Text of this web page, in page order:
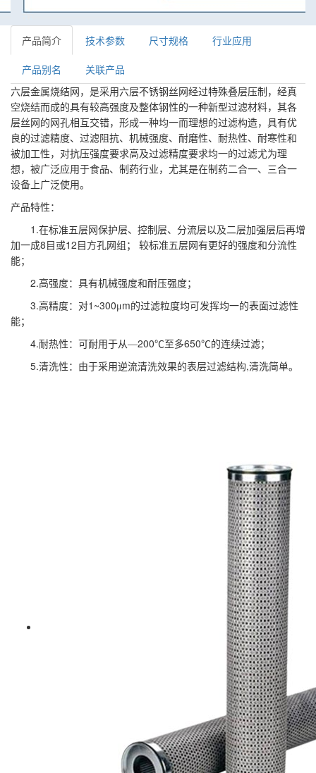
产品简介 技术参数 尺寸规格 行业应用
产品别名 关联产品
六层金属烧结网，是采用六层不锈钢丝网经过特殊叠层压制，经真
空烧结而成的具有较高强度及整体钢性的一种新型过滤材料，其各
层丝网的网孔相互交错，形成一种均一而理想的过滤构造，具有优
良的过滤精度、过滤阻抗、机械强度、耐磨性、耐热性、耐寒性和
被加工性，对抗压强度要求高及过滤精度要求均一的过滤尤为理
想，被广泛应用于食品、制药行业，尤其是在制药二合一、三合一
设备上广泛使用。
产品特性：
1.在标准五层网保护层、控制层、分流层以及二层加强层后再增
加一成8 目或12 目方孔网组；
较标准五层网有更好的强度和分流性
能；
2.高强度：具有机械强度和耐压强度；
3.高精度：对1~300μm的过滤粒度均可发挥均一的表面过滤性
能；
4.耐热性：可耐用于从—200℃至多650℃的连续过滤；
5.清洗性：由于采用逆流清洗效果的表层过滤结构,清洗简单。